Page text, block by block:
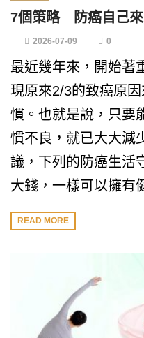
7個策略 防癌自己來
2026-07-09 0
最近幾年來，開始著
現原來2/3的致癌原
慣。也就是說，只要
慣不良，就已大大減
議，下列的防癌生活
大錢，一樣可以擁有
READ MORE